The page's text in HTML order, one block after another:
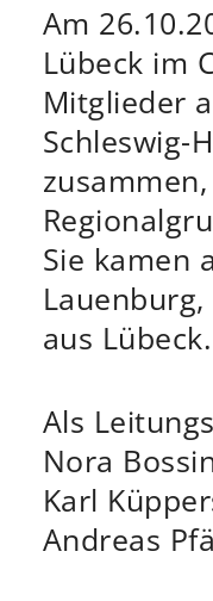
Am
Lübeck im
Mitglieder
Schleswig-
Sie kamen
aus Lübeck.
Als
Nora
Karl
Andreas